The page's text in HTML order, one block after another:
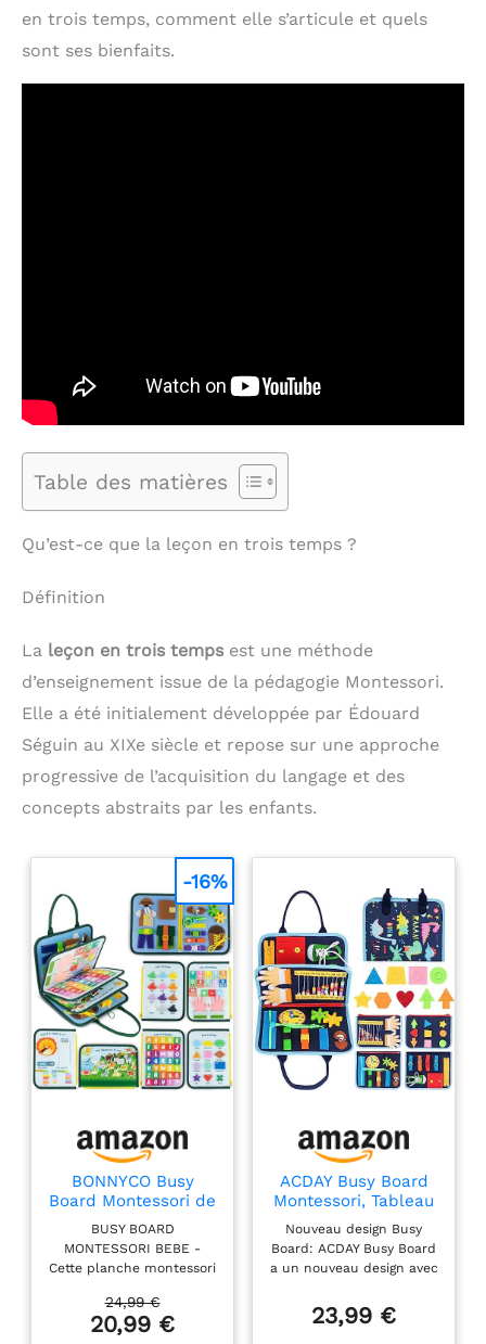
en trois temps, comment elle s’articule et quels
sont ses bienfaits.
Table des matières
Qu’est-ce que la leçon en trois temps ?
Définition
La leçon en trois temps est une méthode
d’enseignement issue de la pédagogie Montessori.
Elle a été initialement développée par Édouard
Séguin au XIXe siècle et repose sur une approche
progressive de l’acquisition du langage et des
concepts abstraits par les enfants.
BONNYCO Busy
Board Montessori de
Feutre. Jouet
Montessori Educatif,
Malette Busy Book
Motricité Fine.
Jouets d'Activité et
de Développement,
Cadeau Enfant
BUSY BOARD
MONTESSORI BEBE -
Cette planche montessori
garçons et filles propose
8 couches avec
24,99 €
20,99 €
-16%
ACDAY Busy Board
Montessori, Tableau
Montessori Jouets
d'activité et de
Développement,
Livre Montessori 1
Apprentissage
Nouveau design Busy
Board: ACDAY Busy Board
a un nouveau design avec
dinosaures et d'animaux
marins à l'avant et à
23,99 €